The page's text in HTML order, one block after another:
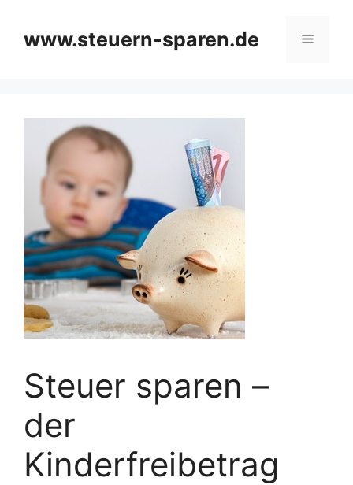
springen
www.steuern-sparen.de Menü
Steuer sparen –
der
Kinderfreibetrag